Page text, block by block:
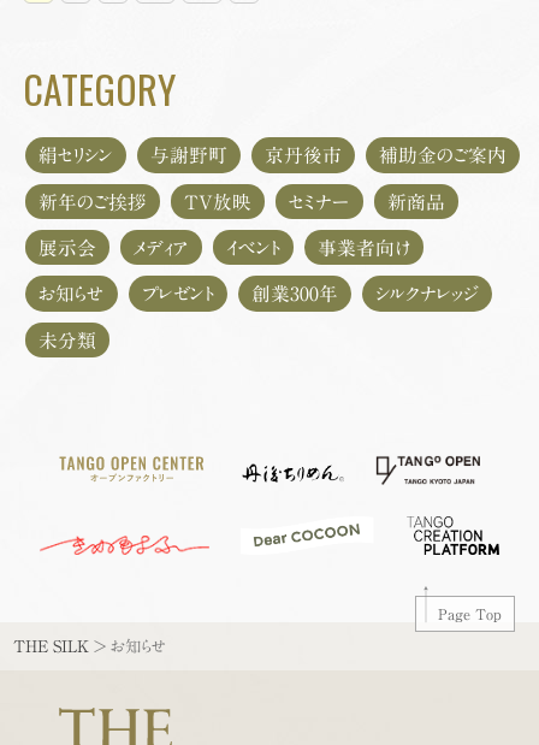
CATEGORY
絹セリシン 与謝野町 京丹後市 補助金のご案内
新年のご挨拶 TV放映 セミナー 新商品
展示会 メディア イベント 事業者向け
お知らせ プレゼント 創業300年 シルクナレッジ
未分類
Page Top
THE SILK >お知らせ